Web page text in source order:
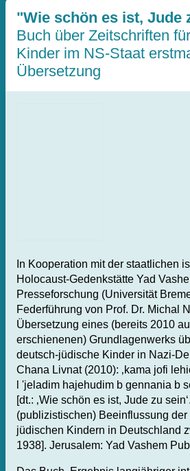
"Wie schön es ist, Jude
Buch über Zeitschriften
Kinder im NS-Staat
Übersetzung
In Kooperation mit der staatlichen
Holocaust-Gedenkstätte Yad
Presseforschung (Universität
Federführung von Prof. Dr. Michal
Übersetzung eines (bereits 2010
erschienenen) Grundlagenwerks
deutsch-jüdische Kinder in Nazi-
Chana Livnat (2010): ‚kama jofi
l 'jeladim hajehudim b gennania b
[dt.: ‚Wie schön es ist, Jude zu
(publizistischen) Beeinflussung der
jüdischen Kindern in Deutschland
1938]. Jerusalem: Yad Vashem